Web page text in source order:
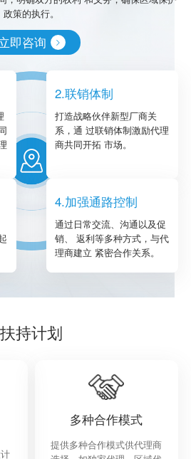
政策的执行。
即咨询
2.联销体制
打造战略伙伴新型厂商关
系，通 过联销体制激励代理
商共同开拓 市场。
4.加强通路控制
通过日常交流、沟通以及促
销、 返利等多种方式，与代
理商建立 紧密合作关系。
扶持计划
多种合作模式
提供多种合作模式供代理商